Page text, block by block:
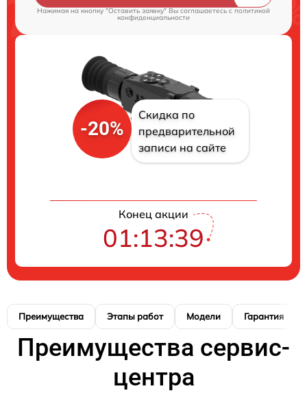
Нажимая на кнопку "Оставить заявку" Вы соглашаетесь cполитикой
конфиденциальности
-20%
Скидка по
предварительной
записи на сайте
Конец акции
01:13:39
Преимущества Этапы работ Модели Гарантия
Преимущества сервис-
центра